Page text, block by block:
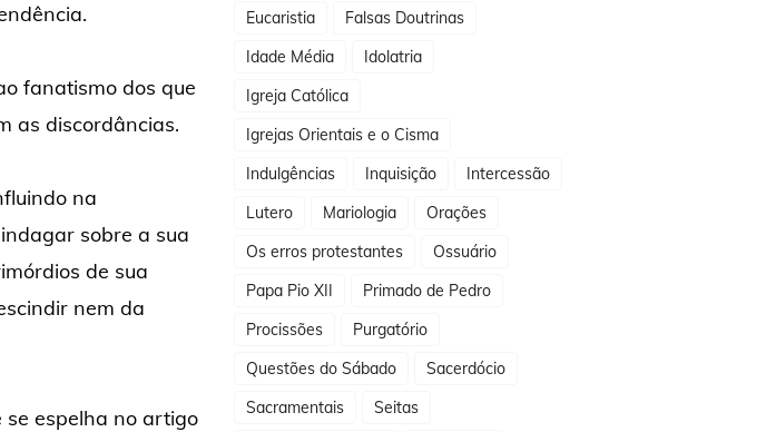
fanatismo dos que
as discordâncias.
na
sobre a sua
de sua
nem da
espelha no artigo
Eucaristia
Falsas Doutrinas
Idade Média
Idolatria
Igreja Católica
Igrejas Orientais e o Cisma
Indulgências
Inquisição
Intercessão
Lutero
Mariologia
Orações
Os erros protestantes
Ossuário
Papa Pio XII
Primado de Pedro
Procissões
Purgatório
Questões do Sábado
Sacerdócio
Sacramentais
Seitas